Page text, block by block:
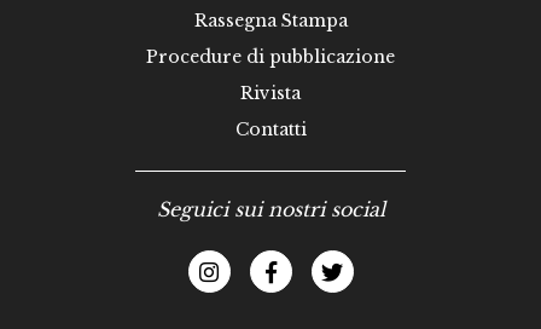
Rassegna Stampa
Procedure di pubblicazione
Rivista
Contatti
Seguici sui nostri social